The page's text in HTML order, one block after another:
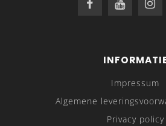
Impressum
Algemene
Privacy policy